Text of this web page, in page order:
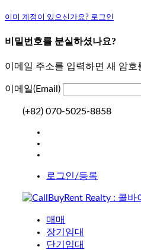
이미 계정이 있으신가요? 로그인
비밀번호를 분실하셨나요?
이메일 주소를 입력하면 새 암
이메일(Email)
(+82) 070-5025-8858
로그인/등록
매매
장기임대
단기임대